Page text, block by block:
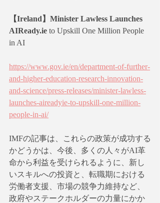
【Ireland】Minister Lawless Launches
AIReady.ie to Upskill One Million People
in AI
https://www.gov.ie/en/department-of-further-
and-higher-education-research-innovation-
and-science/press-releases/minister-lawless-
launches-aireadyie-to-upskill-one-million-
people-in-ai/
IMFの記事は、これらの政策が成功する
かどうかは、今後、多くの人々がAI革
命から利益を受けられるように、新し
いスキルへの投資と、転職期における
労働者支援、市場の競争力維持など、
政府やステークホルダーの力量にかか